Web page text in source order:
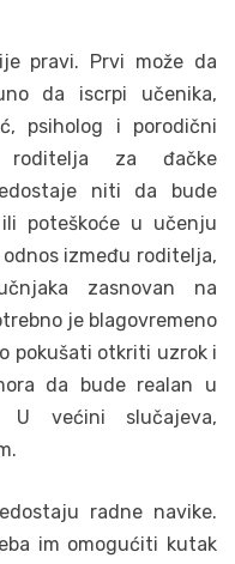
pravi. Prvi može da
da iscrpi učenika,
psiholog i porodični
roditelja za đačke
niti da bude
poteškoće u učenju
između roditelja,
zasnovan na
je blagovremeno
pokušati otkriti uzrok i
da bude realan u
U većini slučajeva,
radne navike.
im omogućiti kutak